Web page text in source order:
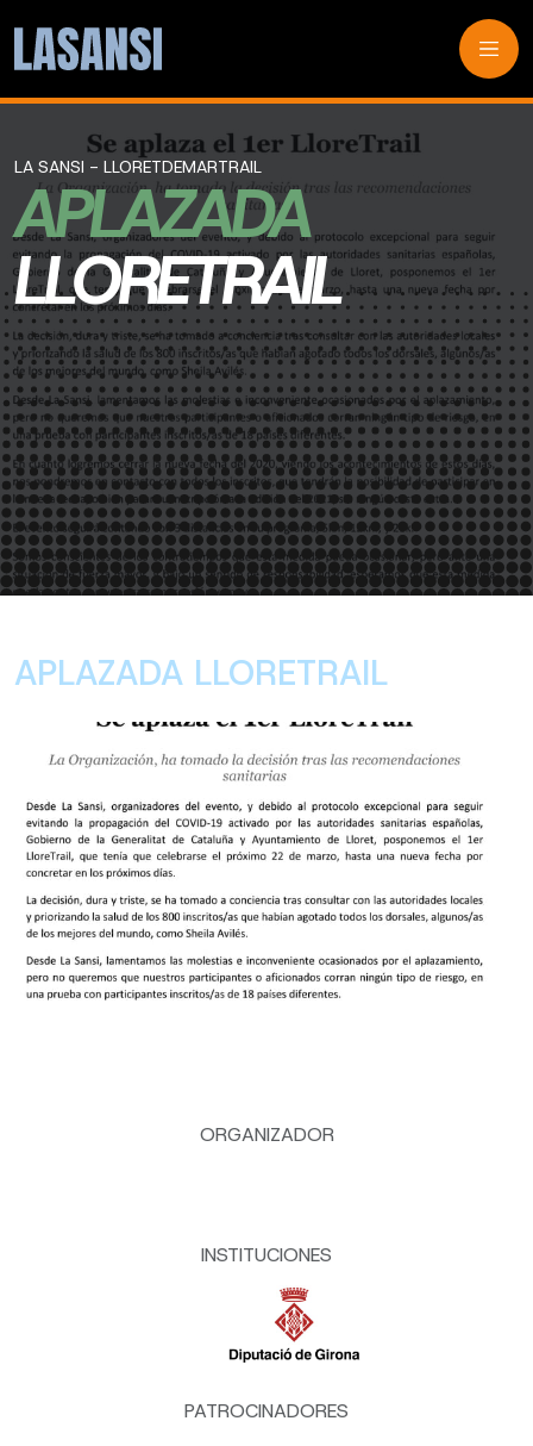
LA SANSI - LLORETDEMARTRAIL
APLAZADA
LLORETRAIL
APLAZADA LLORETRAIL
ORGANIZADOR
INSTITUCIONES
PATROCINADORES